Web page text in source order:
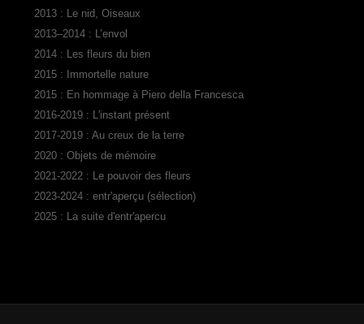
2013 : Le nid, Oiseaux
2013–2014 : L’envol
2014 : Les fleurs du bien
2015 : Immortelle nature
2015 : En hommage à Piero della Francesca
2016-2019 : L'instant présent
2017-2019 : Au creux de la terre
2020 : Objets de mémoire
2021-2022 : Le pouvoir des fleurs
2023-2024 : entr'aperçu (sélection)
2025 : La suite d'entr'apercu